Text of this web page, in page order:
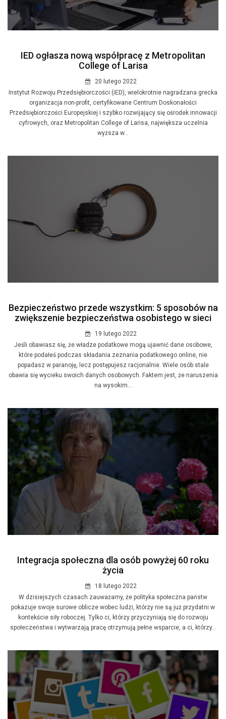
IED ogłasza nową współpracę z Metropolitan
College of Larisa
20 lutego 2022
Instytut Rozwoju Przedsiębiorczości (iED), wielokrotnie nagradzana grecka
organizacja non-profit, certyfikowane Centrum Doskonałości
Przedsiębiorczości Europejskiej i szybko rozwijający się ośrodek innowacji
cyfrowych, oraz Metropolitan College of Larisa, największa uczelnia
wyższa w...
Bezpieczeństwo przede wszystkim: 5 sposobów na
zwiększenie bezpieczeństwa osobistego w sieci
19 lutego 2022
Jeśli obawiasz się, że władze podatkowe mogą ujawnić dane osobowe,
które podałeś podczas składania zeznania podatkowego online, nie
popadasz w paranoję, lecz postępujesz racjonalnie. Wiele osób stale
obawia się wycieku swoich danych osobowych. Faktem jest, że naruszenia
na wysokim...
Integracja społeczna dla osób powyżej 60 roku
życia
18 lutego 2022
W dzisiejszych czasach zauważamy, że polityka społeczna państw
pokazuje swoje surowe oblicze wobec ludzi, którzy nie są już przydatni w
kontekście siły roboczej. Tylko ci, którzy przyczyniają się do rozwoju
społeczeństwa i wytwarzają pracę otrzymują pełne wsparcie, a ci, którzy...